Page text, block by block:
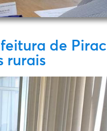
de
rurais